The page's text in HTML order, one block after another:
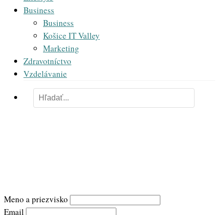
Business
Business
Košice IT Valley
Marketing
Zdravotníctvo
Vzdelávanie
Meno a priezvisko
Email